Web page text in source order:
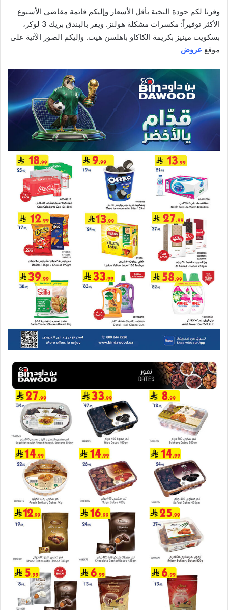
وفرنا لكم جودة النخبة بأقل الأسعار وإليكم قائمة مقاضي الأسبوع
الأكثر توفيراً: مكسرات مشكلة هولنز. ويفر بالبندق بريك 3 لوكر،
بسكويت مينيز بكريمة الكاكاو باهلسن هيت. وإليكم الصور الآتية على
موقع عروض